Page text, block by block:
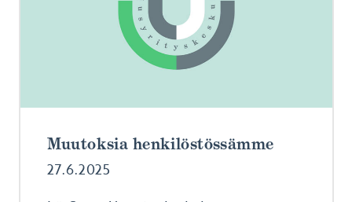
Muutoksia henkilöstössämme
27.6.2025